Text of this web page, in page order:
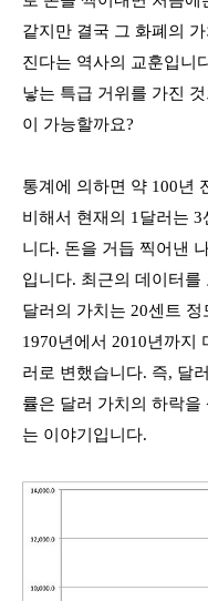
같지만 결국 그 화폐의
진다는 역사의 교훈입니
낳는 특급 거위를 가진
이 가능할까요?
통계에 의하면 약 100년
비해서 현재의 1 달러는 3
니다. 돈을 거듭 찍어낸
입니다. 최근의 데이터를
달러의 가치는 20센트 정
1970년에서 2010년까지
러로 변했습니다. 즉, 달
률은 달러 가치의 하락
는 이야기입니다.